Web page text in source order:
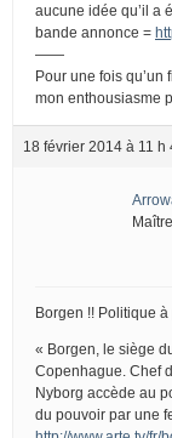
aucune idée qu’il a
bande annonce =
——
Pour une fois qu’un
mon enthousiasme
18 février 2014 à 11 h
Borgen !! Politique à
« Borgen, le siège
Copenhague. Chef
Nyborg accède au
du pouvoir par une